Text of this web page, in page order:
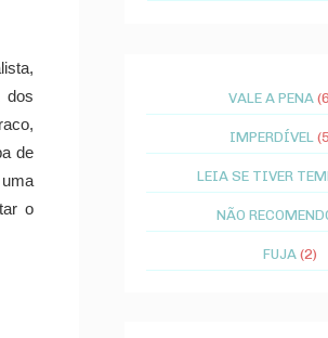
dos
de
o
VALE A PENA
IMPERDÍVEL
LEIA SE TIVER
NÃO
FUJA (2)